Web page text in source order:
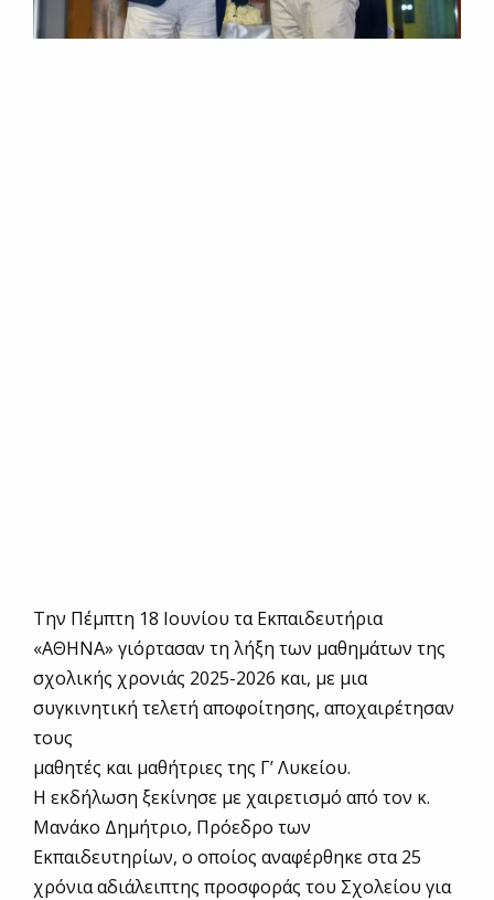
Την Πέμπτη 18 Ιουνίου τα Εκπαιδευτήρια
«ΑΘΗΝΑ» γιόρτασαν τη λήξη των μαθημάτων της
σχολικής χρονιάς 2025-2026 και, με μια
συγκινητική τελετή αποφοίτησης, αποχαιρέτησαν
τους
μαθητές και μαθήτριες της Γ’ Λυκείου.
Η εκδήλωση ξεκίνησε με χαιρετισμό από τον κ.
Μανάκο Δημήτριο, Πρόεδρο των
Εκπαιδευτηρίων, ο οποίος αναφέρθηκε στα 25
χρόνια αδιάλειπτης προσφοράς του Σχολείου για